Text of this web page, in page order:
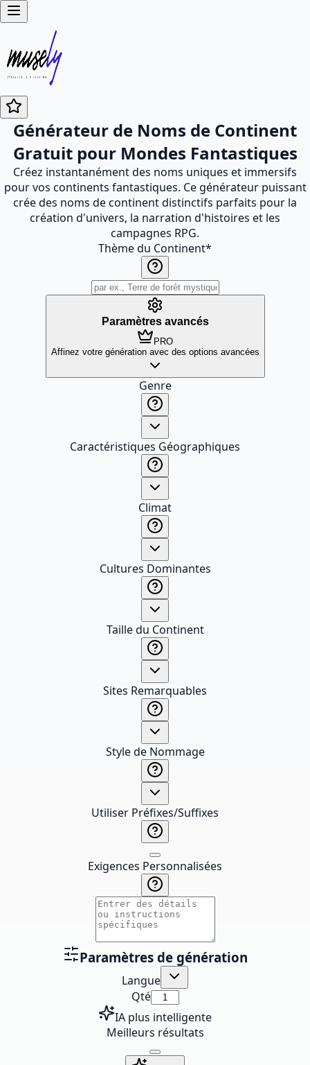
Générateur de Noms de Continent
Gratuit pour Mondes Fantastiques
Créez instantanément des noms uniques et immersifs
pour vos continents fantastiques. Ce générateur puissant
crée des noms de continent distinctifs parfaits pour la
création d'univers, la narration d'histoires et les
campagnes RPG.
Thème du Continent*
Paramètres avancés
PRO
Affinez votre génération avec des options avancées
Genre
Caractéristiques Géographiques
Climat
Cultures Dominantes
Taille du Continent
Sites Remarquables
Style de Nommage
Utiliser Préfixes/Suffixes
Exigences Personnalisées
Paramètres de génération
Langue
Qté
IA plus intelligente
Meilleurs résultats